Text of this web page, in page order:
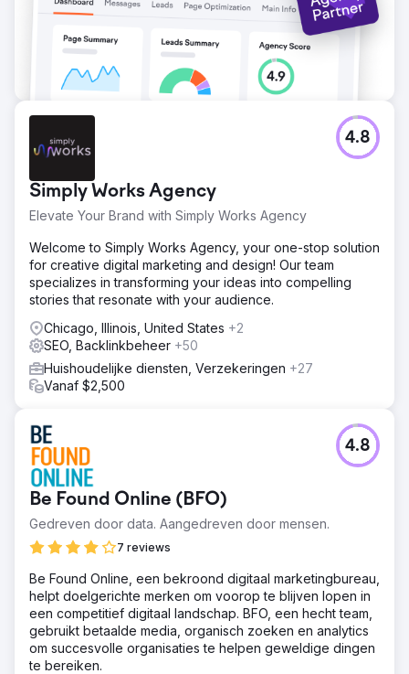
Simply Works Agency
Elevate Your Brand with Simply Works Agency
4.8
Welcome to Simply Works Agency, your one-stop solution
for creative digital marketing and design! Our team
specializes in transforming your ideas into compelling
stories that resonate with your audience.
Chicago, Illinois, United States +2
SEO, Backlinkbeheer +50
Huishoudelijke diensten, Verzekeringen +27
Vanaf $2,500
Be Found Online (BFO)
Gedreven door data. Aangedreven door mensen.
7 reviews
4.8
Be Found Online, een bekroond digitaal marketingbureau,
helpt doelgerichte merken om voorop te blijven lopen in
een competitief digitaal landschap. BFO, een hecht team,
gebruikt betaalde media, organisch zoeken en analytics
om succesvolle organisaties te helpen geweldige dingen
te bereiken.